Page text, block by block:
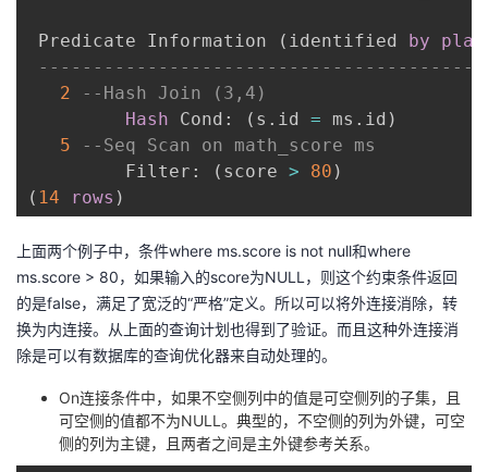
Predicate Information ( identified by plan
2
--Hash Join (3,4)
Hash Cond: ( s . id = ms . id )
5
--Seq Scan on math_score ms
         Filter:
( score > 80 )
( 14 rows )
上面两个例子中，条件where ms.score is not null和where
ms.score > 80，如果输入的score为NULL，则这个约束条件返回
的是false，满足了宽泛的“严格”定义。所以可以将外连接消除，转
换为内连接。从上面的查询计划也得到了验证。而且这种外连接消
除是可以有数据库的查询优化器来自动处理的。
On连接条件中，如果不空侧列中的值是可空侧列的子集，且
可空侧的值都不为NULL 。典型的，不空侧的列为外键，可空
侧的列为主键，且两者之间是主外键参考关系。